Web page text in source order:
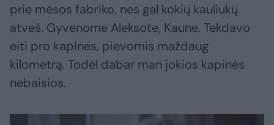
prie mėsos fabriko, nes gal kokių kauliukų
atveš. Gyvenome Aleksote, Kaune. Tekdavo
eiti pro kapines, pievomis maždaug
kilometrą. Todėl dabar man jokios kapinės
nebaisios.